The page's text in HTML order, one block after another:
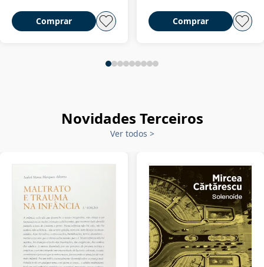
Comprar Comprar
Novidades Terceiros
Ver todos >